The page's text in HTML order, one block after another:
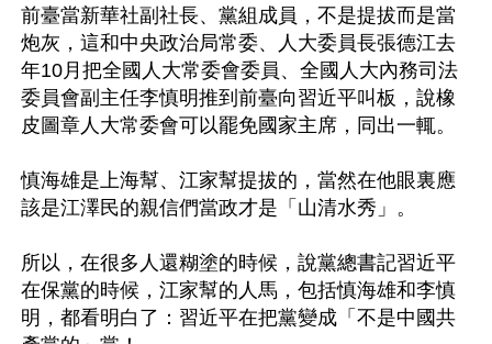
前臺當新華社副社長、黨組成員，不是提拔而是當
炮灰，這和中央政治局常委、人大委員長張德江去
年10月把全國人大常委會委員、全國人大內務司法
委員會副主任李慎明推到前臺向習近平叫板，說橡
皮圖章人大常委會可以罷免國家主席，同出一輒。
慎海雄是上海幫、江家幫提拔的，當然在他眼裏應
該是江澤民的親信們當政才是「山清水秀」。
所以，在很多人還糊塗的時候，說黨總書記習近平
在保黨的時候，江家幫的人馬，包括慎海雄和李慎
明，都看明白了：習近平在把黨變成「不是中國共